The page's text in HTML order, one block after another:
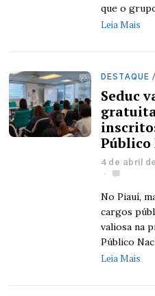
que o
Leia Mais
DESTAQUE /
Seduc
4 de abril
No Piauí,
cargos
valiosa na
Público
Leia Mais